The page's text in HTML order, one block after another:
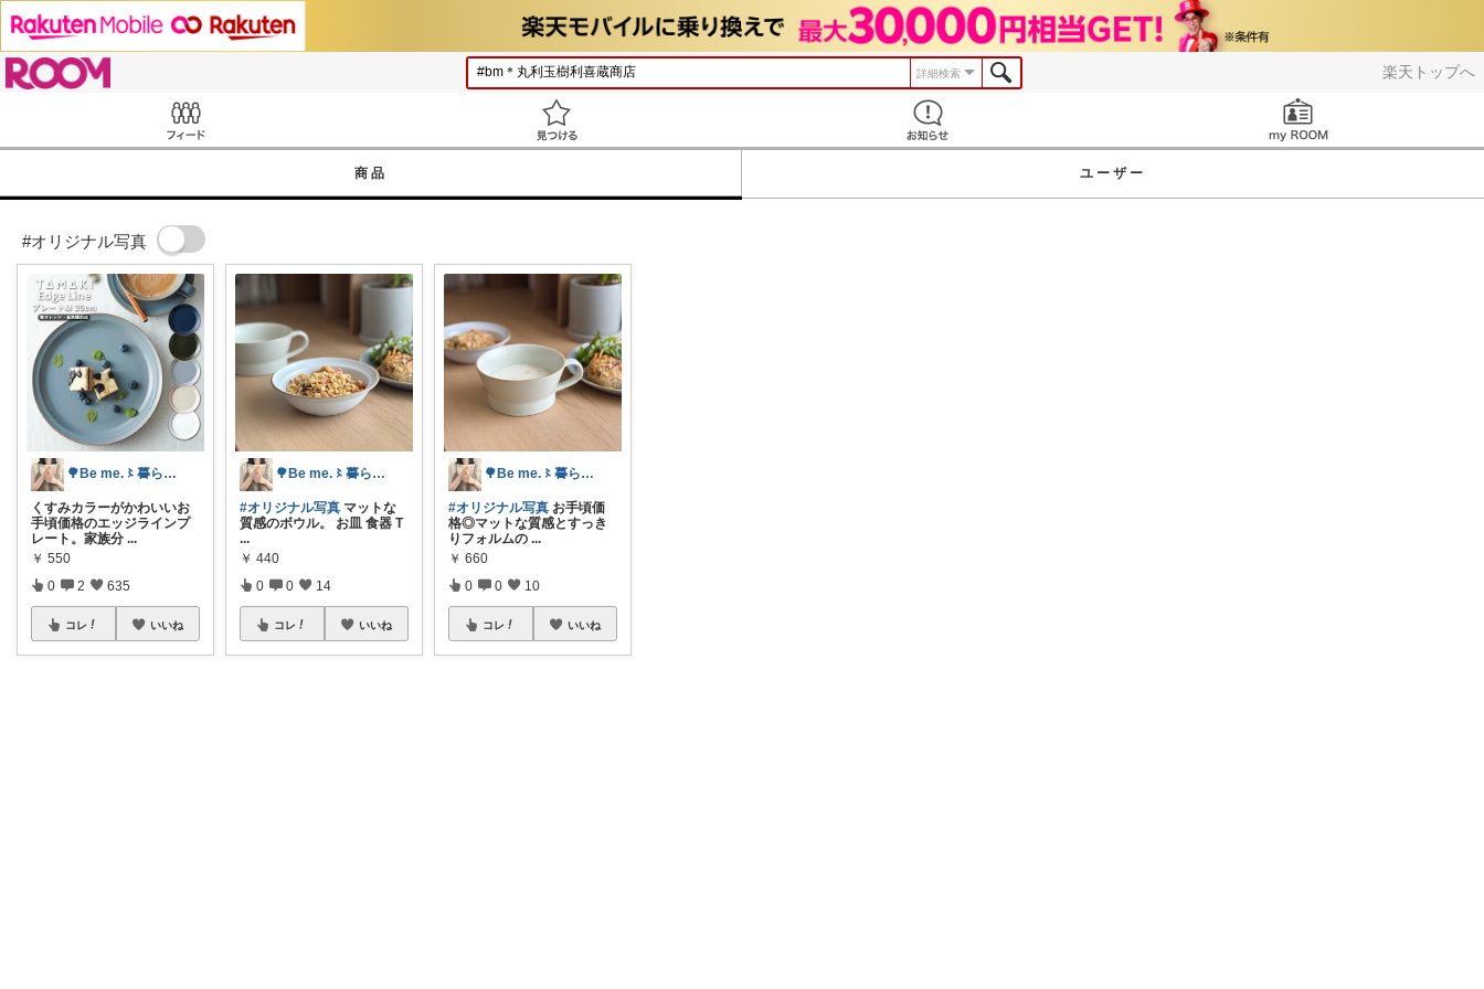
楽天トップへ
詳細検索
商品 ユーザー
#オリジナル写真
🌳Be me.〻暮らしと収納
くすみカラーがかわいいお
手頃価格のエッジラインプ
レート。家族分 ...
￥ 550
0 2 635
コレ いいね
🌳Be me.〻暮らしと収納
#オリジナル写真 マットな
質感のボウル。 お皿 食器 T
...
￥ 440
0 0 14
コレ いいね
🌳Be me.〻暮らしと収納
#オリジナル写真 お手頃価
格◎マットな質感とすっき
りフォルムの ...
￥ 660
0 0 10
コレ いいね